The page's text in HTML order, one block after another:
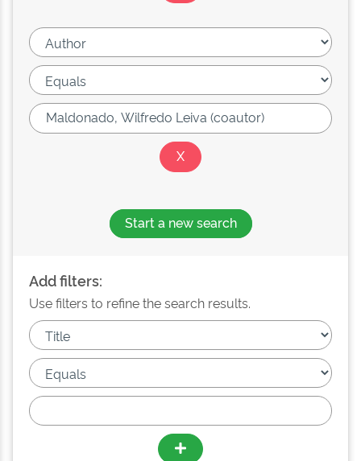
Start a new search
Add filters:
Use filters to refine the search results.